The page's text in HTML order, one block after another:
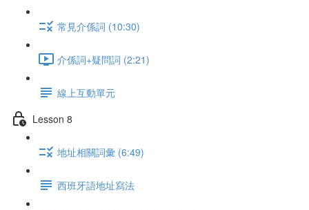
常見介係詞 (10:30)
介係詞+疑問詞 (2:21)
線上互動單元
Lesson 8
地址相關詞彙 (6:49)
西班牙語地址寫法